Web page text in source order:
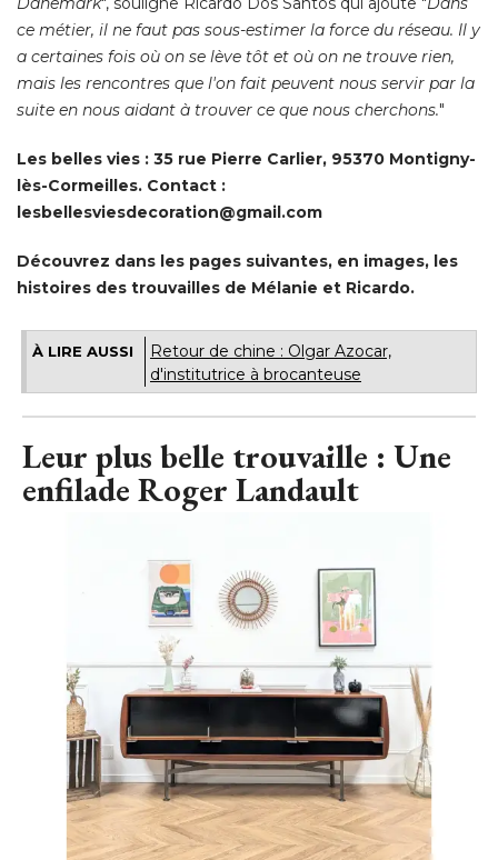
ce métier, il ne faut pas sous-estimer la force du réseau. Il y
a certaines fois où on se lève tôt et où on ne trouve rien,
mais les rencontres que l'on fait peuvent nous servir par la
suite en nous aidant à trouver ce que nous cherchons."
Les belles vies : 35 rue Pierre Carlier, 95370 Montigny-
lès-Cormeilles. Contact :
lesbellesviesdecoration@gmail.com
Découvrez dans les pages suivantes, en images, les
histoires des trouvailles de Mélanie et Ricardo.
À LIRE AUSSI
Retour de chine : Olgar Azocar,
d'institutrice à brocanteuse
Leur plus belle trouvaille : Une
enfilade Roger Landault